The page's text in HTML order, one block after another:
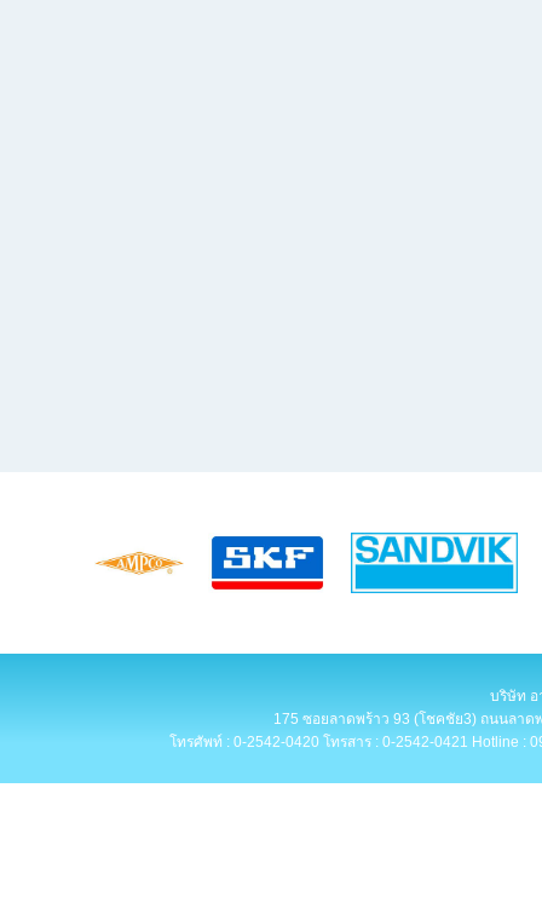
บริษัท อ
175 ซอยลาดพร้าว 93 (โชคชัย3) ถนนลาด
โทรศัพท์ : 0-2542-0420 โทรสาร : 0-2542-0421 Hotline :